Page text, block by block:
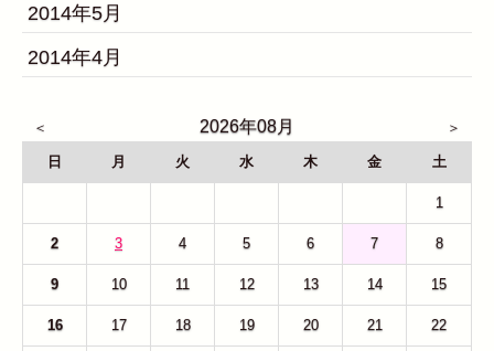
2014年5月
2014年4月
2026年08月
日 月 火 水 木 金 土
1
2 3 4 5 6 7 8
9 10 11 12 13 14 15
16 17 18 19 20 21 22